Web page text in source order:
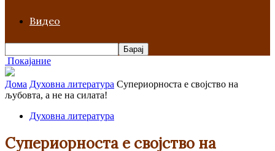
Видео
Покајание
Дома Духовна литература Супериорноста е својство на
љубовта, a не на силата!
Духовна литература
Супериорноста е својство на